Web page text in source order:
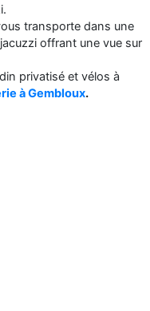
transporte dans une
offrant une vue sur
privatisé et vélos à
à Gembloux.